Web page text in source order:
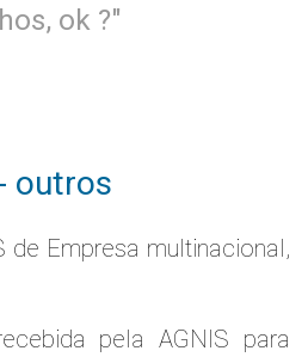
ok ?"
outros
de Empresa multinacional,
pela AGNIS para